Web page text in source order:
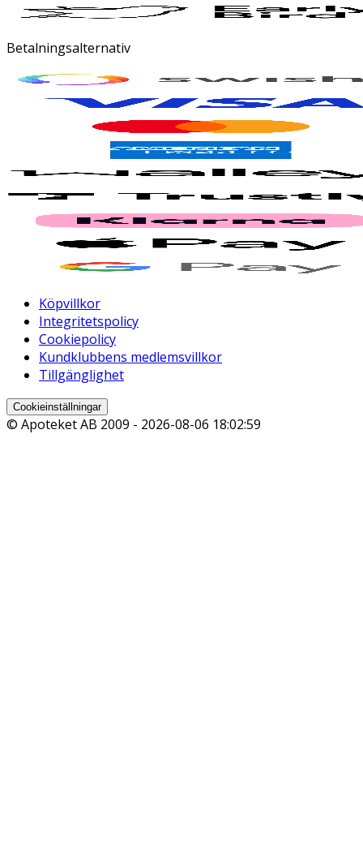
Betalningsalternativ
Köpvillkor
Integritetspolicy
Cookiepolicy
Kundklubbens medlemsvillkor
Tillgänglighet
Cookieinställningar
© Apoteket AB 2009 - 2026-08-06 18:02:59